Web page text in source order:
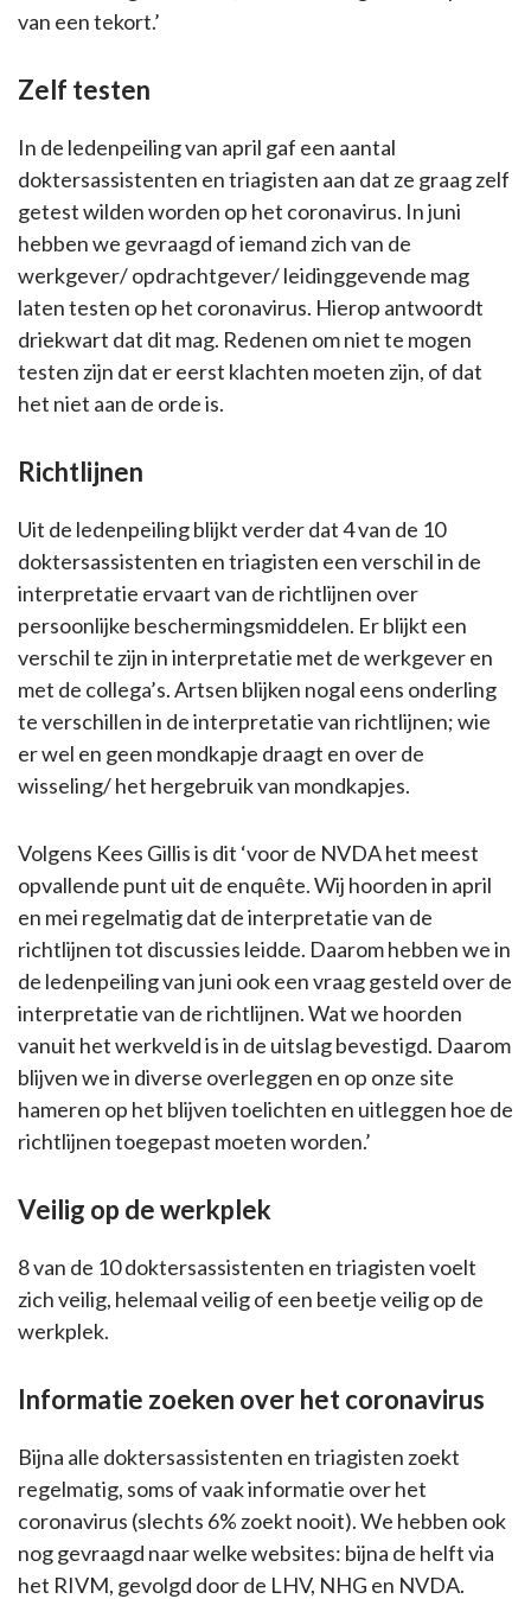
van een tekort.’
Zelf testen
In de ledenpeiling van april gaf een aantal
doktersassistenten en triagisten aan dat ze graag zelf
getest wilden worden op het coronavirus. In juni
hebben we gevraagd of iemand zich van de
werkgever/ opdrachtgever/ leidinggevende mag
laten testen op het coronavirus. Hierop antwoordt
driekwart dat dit mag. Redenen om niet te mogen
testen zijn dat er eerst klachten moeten zijn, of dat
het niet aan de orde is.
Richtlijnen
Uit de ledenpeiling blijkt verder dat 4 van de 10
doktersassistenten en triagisten een verschil in de
interpretatie ervaart van de richtlijnen over
persoonlijke beschermingsmiddelen. Er blijkt een
verschil te zijn in interpretatie met de werkgever en
met de collega’s. Artsen blijken nogal eens onderling
te verschillen in de interpretatie van richtlijnen; wie
er wel en geen mondkapje draagt en over de
wisseling/ het hergebruik van mondkapjes.
Volgens Kees Gillis is dit ‘voor de NVDA het meest
opvallende punt uit de enquête. Wij hoorden in april
en mei regelmatig dat de interpretatie van de
richtlijnen tot discussies leidde. Daarom hebben we in
de ledenpeiling van juni ook een vraag gesteld over de
interpretatie van de richtlijnen. Wat we hoorden
vanuit het werkveld is in de uitslag bevestigd. Daarom
blijven we in diverse overleggen en op onze site
hameren op het blijven toelichten en uitleggen hoe de
richtlijnen toegepast moeten worden.’
Veilig op de werkplek
8 van de 10 doktersassistenten en triagisten voelt
zich veilig, helemaal veilig of een beetje veilig op de
werkplek.
Informatie zoeken over het coronavirus
Bijna alle doktersassistenten en triagisten zoekt
regelmatig, soms of vaak informatie over het
coronavirus (slechts 6% zoekt nooit). We hebben ook
nog gevraagd naar welke websites: bijna de helft via
het RIVM, gevolgd door de LHV, NHG en NVDA.